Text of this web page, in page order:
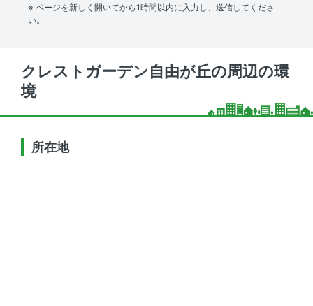
※ ページを新しく開いてから1時間以内に入力し、送信してくださ
い。
クレストガーデン自由が丘の周辺の環
境
所在地